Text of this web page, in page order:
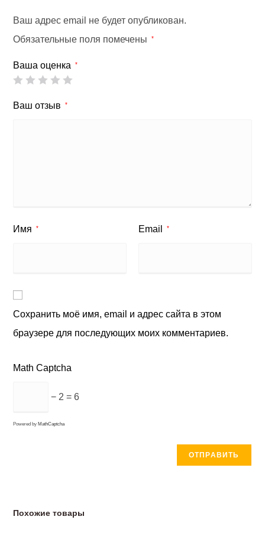
Ваш адрес email не будет опубликован.
Обязательные поля помечены
*
Ваша оценка *
Ваш отзыв *
Имя * Email *
Сохранить моё имя, email и адрес сайта в этом
браузере для последующих моих комментариев.
Math Captcha
− 2 = 6
Powered by MathCaptcha
Похожие товары